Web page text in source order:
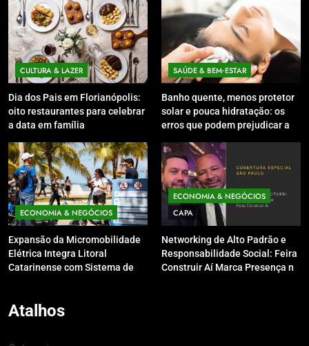
CULTURA & LAZER
Dia dos Pais em Florianópolis:
oito restaurantes para celebrar
a data em família
SAÚDE & BEM‑ESTAR
Banho quente, menos protetor
solar e pouca hidratação: os
erros que podem prejudicar a
inverno
ECONOMIA & NEGÓCIOS
Expansão da Micromobilidade
Elétrica Integra Litoral
Catarinense com Sistema de
ECONOMIA & NEGÓCIOS
CAPA
Networking de Alto Padrão e
Responsabilidade Social: Feira
Construir Aí Marca Presença no
Atalhos